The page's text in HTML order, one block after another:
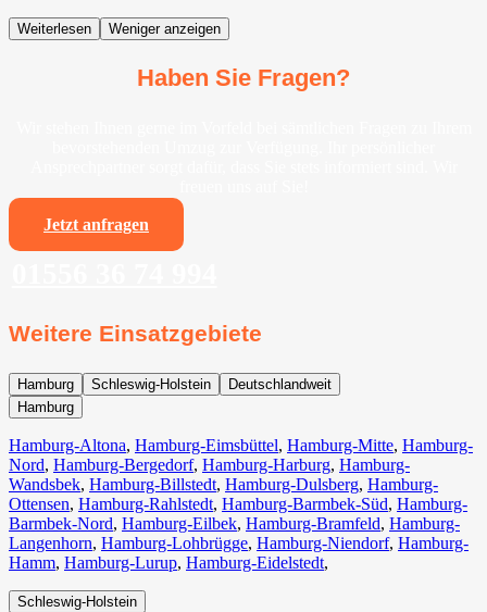
Weiterlesen Weniger anzeigen
Haben Sie Fragen?
Jetzt anfragen
Weitere Einsatzgebiete
Hamburg Schleswig-Holstein
Deutschlandweit
Hamburg
Hamburg-Altona, Hamburg-Eimsbüttel, Hamburg-Mitte, Hamburg-
Nord, Hamburg-Bergedorf, Hamburg-Harburg, Hamburg-
Wandsbek, Hamburg-Billstedt, Hamburg-Dulsberg, Hamburg-
Ottensen, Hamburg-Rahlstedt, Hamburg-Barmbek-Süd, Hamburg-
Barmbek-Nord, Hamburg-Eilbek, Hamburg-Bramfeld, Hamburg-
Langenhorn, Hamburg-Lohbrügge, Hamburg-Niendorf, Hamburg-
Hamm, Hamburg-Lurup, Hamburg-Eidelstedt,
Schleswig-Holstein